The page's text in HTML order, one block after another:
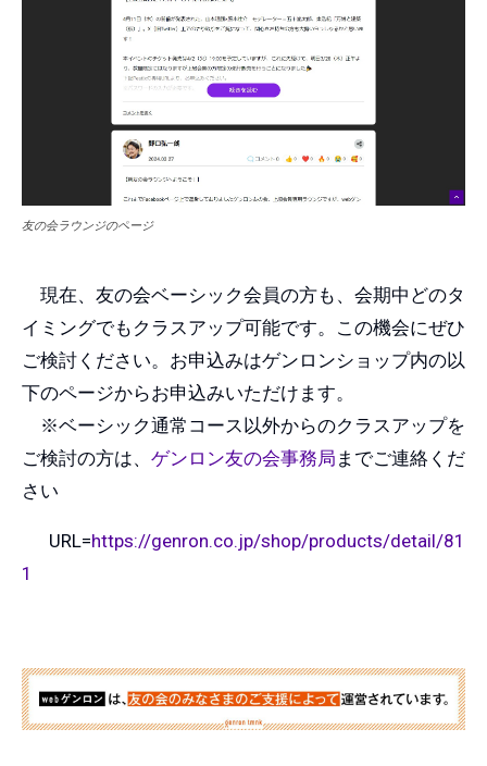
友の会ラウンジのページ
現在、友の会ベーシック会員の方も、会期中どのタ
イミングでもクラスアップ可能です。この機会にぜひ
ご検討ください。お申込みはゲンロンショップ内の以
下のページからお申込みいただけます。
※ベーシック通常コース以外からのクラスアップを
ご検討の方は、 ゲンロン友の会事務局 までご連絡くだ
さい
URL=https://genron.co.jp/shop/products/detail/81
1